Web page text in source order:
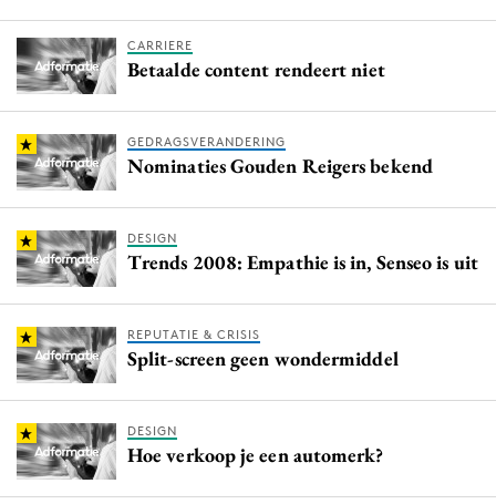
CARRIERE
Betaalde content rendeert niet
GEDRAGSVERANDERING
Nominaties Gouden Reigers bekend
DESIGN
Trends 2008: Empathie is in, Senseo is uit
REPUTATIE & CRISIS
Split-screen geen wondermiddel
DESIGN
Hoe verkoop je een automerk?